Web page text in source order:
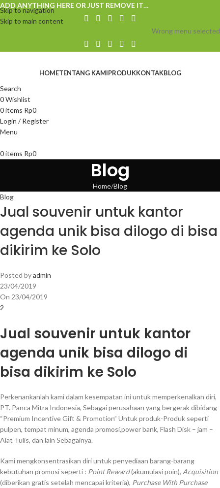
Skip to navigation
Skip to main content
ADD ANYTHING HERE OR JUST REMOVE IT…
Wrong menu selected
HOMETENTANG KAMIPRODUKKONTAKBLOG
Search
0Wishlist
0items Rp0
Login / Register
Menu
0items Rp0
Blog
Home Blog
Blog
Jual souvenir untuk kantor
agenda unik bisa dilogo di bisa
dikirim ke Solo
Posted byadmin
23/04/2019
On 23/04/2019
2
Jual souvenir untuk kantor
agenda unik bisa dilogo di
bisa dikirim ke Solo
Perkenankanlah kami dalam kesempatan ini untuk memperkenalkan diri,
PT. Panca Mitra Indonesia, Sebagai perusahaan yang bergerak dibidang
“Premium Incentive Gift & Promotion” Untuk produk-Produk seperti
pulpen, tempat minum, agenda promosi,power bank, Flash Disk – jam –
Alat Tulis, dan lain Sebagainya.
Kami mengkonsentrasikan diri untuk penyediaan barang-barang
kebutuhan promosi seperti : Point Reward(akumulasi poin), Acquisition
(diberikan gratis setelah mencapai kriteria), Purchase With Purchase